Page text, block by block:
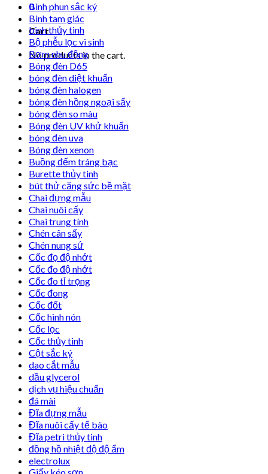
0
Cart
No products in the cart.
Bình phun sắc ký
Bình tam giác
bình thủy tinh
Bộ phễu lọc vi sinh
Bơm nhu động
Bóng đèn D65
bóng đèn diệt khuẩn
bóng đèn halogen
bóng đèn hồng ngoại sấy
bóng đèn so màu
Bóng đèn UV khử khuẩn
bóng đèn uva
Bóng đèn xenon
Buồng đếm tráng bạc
Burette thủy tinh
bút thử căng sức bề mặt
Chai đựng mẫu
Chai nuôi cấy
Chai trung tính
Chén cân sấy
Chén nung sứ
Cốc đọ độ nhớt
Cốc đo độ nhớt
Cốc đo tỉ trọng
Cốc đong
Cốc đốt
Cốc hình nón
Cốc lọc
Cốc thủy tinh
Cột sắc ký
dao cắt mẫu
dầu glycerol
dịch vụ hiệu chuẩn
đá mài
Đĩa đựng mẫu
Đĩa nuôi cấy tế bào
Đĩa petri thủy tinh
đồng hồ nhiệt độ độ ẩm
electrolux